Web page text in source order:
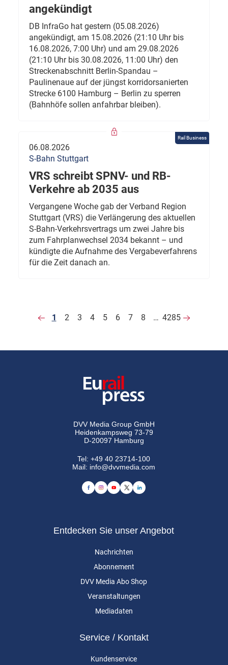
angekündigt
DB InfraGo hat gestern (05.08.2026)
angekündigt, am 15.08.2026 (21:10 Uhr bis
16.08.2026, 7:00 Uhr) und am 29.08.2026
(21:10 Uhr bis 30.08.2026, 11:00 Uhr) den
Streckenabschnitt Berlin-Spandau –
Paulinenaue auf der jüngst korridorsanierten
Strecke 6100 Hamburg – Berlin zu sperren
(Bahnhöfe sollen anfahrbar bleiben).
Rail Business
06.08.2026
S-Bahn Stuttgart
VRS schreibt SPNV- und RB-
Verkehre ab 2035 aus
Vergangene Woche gab der Verband Region
Stuttgart (VRS) die Verlängerung des aktuellen
S-Bahn-Verkehrsvertrags um zwei Jahre bis
zum Fahrplanwechsel 2034 bekannt – und
kündigte die Aufnahme des Vergabeverfahrens
für die Zeit danach an.
1 2 3 4 5 6 7 8 … 4285
DVV Media Group GmbH
Heidenkampsweg 73-79
D-20097 Hamburg
Tel:+49 40 23714-100
Mail: info@dvvmedia.com
Entdecken Sie unser Angebot
Nachrichten
Abonnement
DVV Media Abo Shop
Veranstaltungen
Mediadaten
Service / Kontakt
Kundenservice